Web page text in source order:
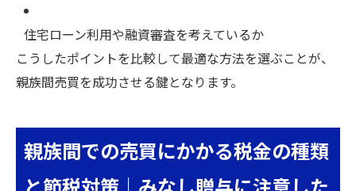
住宅ローン利用や融資審査を考えているか
こうしたポイントを比較して最適な方法を選ぶことが、
親族間売買を成功させる鍵となります。
親族間での売買にかかる税金の種類